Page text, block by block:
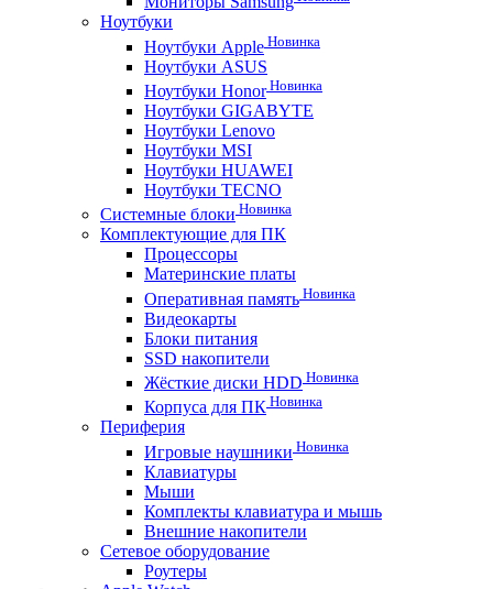
Ноутбуки
Ноутбуки Apple Новинка
Ноутбуки ASUS
Ноутбуки HonorНовинка
Ноутбуки GIGABYTE
Ноутбуки Lenovo
Ноутбуки MSI
Ноутбуки HUAWEI
Ноутбуки TECNO
Системные блоки Новинка
Комплектующие для ПК
Процессоры
Материнские платы
Оперативная память Новинка
Видеокарты
Блоки питания
SSD накопители
Жёсткие диски HDD Новинка
Корпуса для ПК Новинка
Периферия
Игровые наушники Новинка
Клавиатуры
Мыши
Комплекты клавиатура и мышь
Внешние накопители
Сетевое оборудование
Роутеры